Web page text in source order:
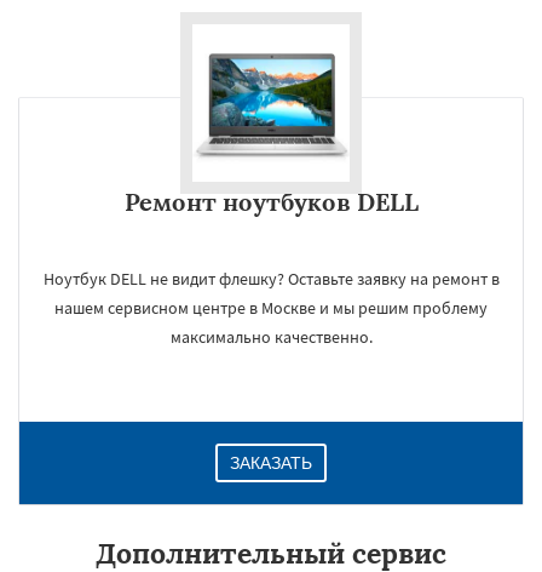
Ремонт ноутбуков DELL
Ноутбук DELL не видит флешку? Оставьте заявку на ремонт в
нашем сервисном центре в Москве и мы решим проблему
максимально качественно.
ЗАКАЗАТЬ
Дополнительный сервис